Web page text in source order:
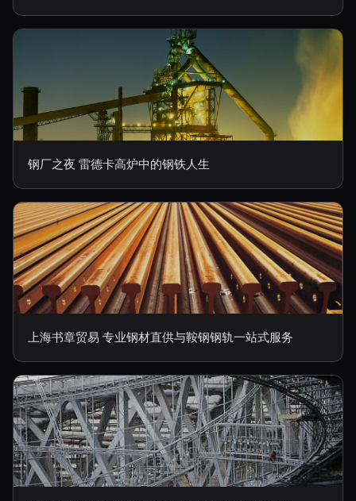
钢厂之夜 雷德卡高炉中的钢铁人生
上海书章贸易 专业钢材直供与鞍钢钢轨一站式服务